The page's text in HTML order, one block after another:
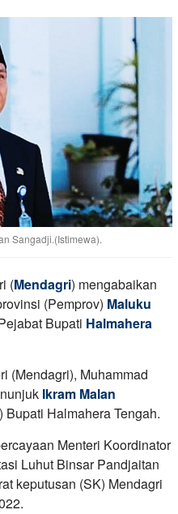
Sangadji.(Istimewa).
(Mendagri) mengabaikan
(Pemprov) Maluku
Bupati Halmahera
(Mendagri), Muhammad
Ikram Malan
Halmahera Tengah.
Menteri Koordinator
Luhut Binsar Pandjaitan
keputusan (SK) Mendagri